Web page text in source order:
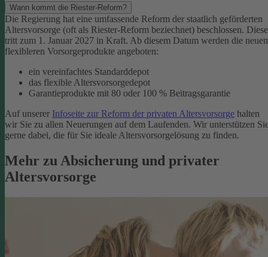
Wann kommt die Riester-Reform?
Die Regierung hat eine umfassende Reform der staatlich geförderten
Altersvorsorge (oft als Riester-Reform beziechnet) beschlossen. Diese
tritt zum 1. Januar 2027 in Kraft. Ab diesem Datum werden die
flexibleren Vorsorgeprodukte angeboten:
ein vereinfachtes Standarddepot
das flexible Altersvorsorgedepot
Garantieprodukte mit 80 oder 100 % Beitragsgarantie
Auf unserer Infoseite zur Reform der privaten Altersvorsorge halten
wir Sie zu allen Neuerungen auf dem Laufenden. Wir unterstützen
gerne dabei, die für Sie ideale Altersvorsorgelösung zu finden.
Mehr zu Absicherung und privater
Altersvorsorge